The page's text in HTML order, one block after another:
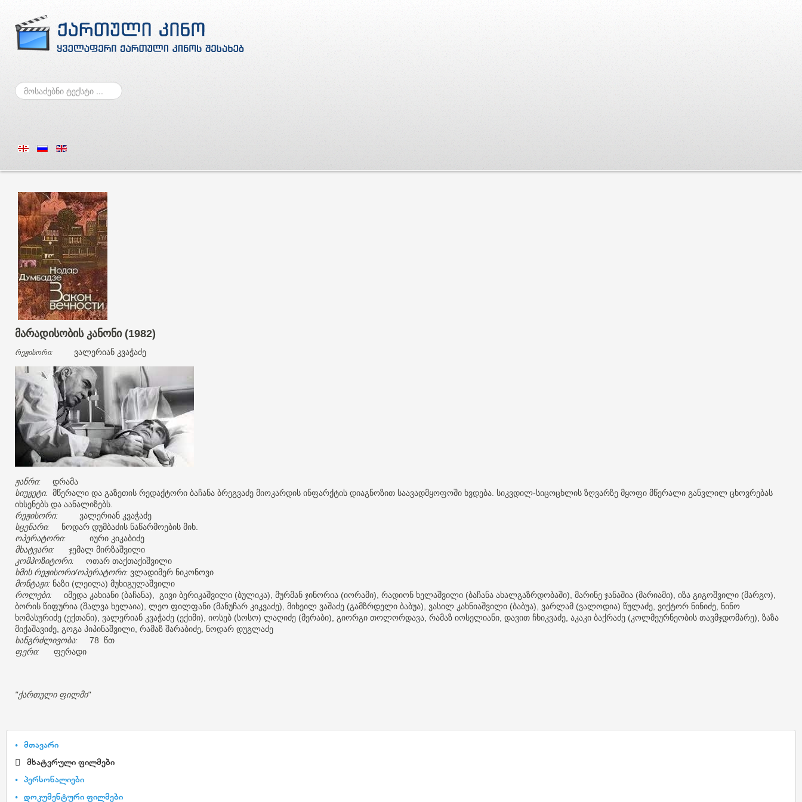
ძებნა
მარადისობის კანონი(1982)
რეჟისორი: ვალერიან კვაჭაძე
ჟანრი:
დრამა
სიუჟეტი: მწერალი და გაზეთის რედაქტორი ბაჩანა ბრეგვაძე მიოკარდის ინფარქტის დიაგნოზით საავადმყოფოში ხვდება სიკვდილ-სიცოცხლის ზღვარზე მყოფი მწერალი განვლილ ცხოვრებას
იხსენებს და აანალიზებს
რეჟისორი: ვალერიან კვაჭაძე
სცენარი: ნოდარ დუმბაძის ნაწარმოების მიხ
ოპერატორი: იური კიკაბიძე
მხატვარი: ჯემალ მირზაშვილი
კომპოზიტორი: ოთარ თაქთაქიშვილი
ხმის რეჟისორი/ოპერატორი: ვლადიმერ ნიკონოვი
მონტაჟი: ნაზი (ლეილა) მუხიგულაშვილი
როლები: იმედა კახიანი (ბაჩანა), გივი ბერიკაშვილი (ბულიკა), მურმან ჯინორია (იორამი), რადიონ ხელაშვილი (ბაჩანა ახალგაზრდობაში), მარინე ჯანაშია (მარიამი), იზა გიგოშვილი (მარგო),
ბორის წიფურია (შალვა ხელაია), ლეო ფილფანი (მანუჩარ კიკვაძე), მიხეილ ვაშაძე (გამზრდელი ბაბუა), ვასილ კახნიაშვილი (ბაბუა), ვარლამ (ვალოდია) წულაძე ვიქტორ ნინიძე ნინო
ხომასურიძე (ექთანი), ვალერიან კვაჭაძე (ექიმი), იოსებ (სოსო) ლაღიძე (მერაბი), გიორგი თოლორდავა რამაზ იოსელიანი დავით ჩხიკვაძე აკაკი ბაქრაძე (კოლმეურნეობის თავმჯდომარე), ზაზა
მიქაშავიძე გოგა პიპინაშვილი რამაზ შარაბიძე, ნოდარ დუგლაძე
ხანგრძლივობა: 78 წთ
ფერი: ფერადი
"ქართული ფილმი"
მთავარი
მხატვრული ფილმები
პერსონალიები
დოკუმენტური ფილმები